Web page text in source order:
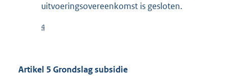
uitvoeringsovereenkomst is gesloten.
4
Artikel 5 Grondslag subsidie